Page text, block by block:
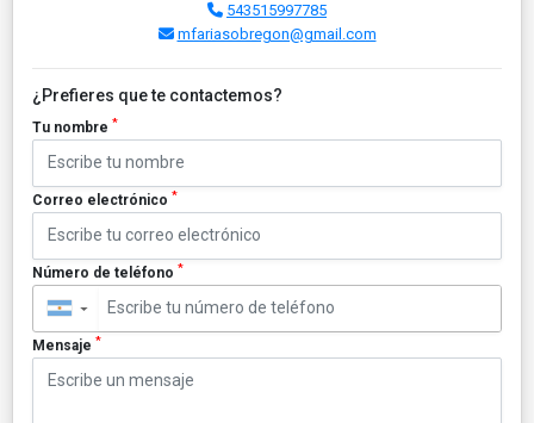
543515997785
mfariasobregon@gmail.com
¿Prefieres que te contactemos?
Tu nombre *
Correo electrónico *
Número de teléfono *
▼
Mensaje *